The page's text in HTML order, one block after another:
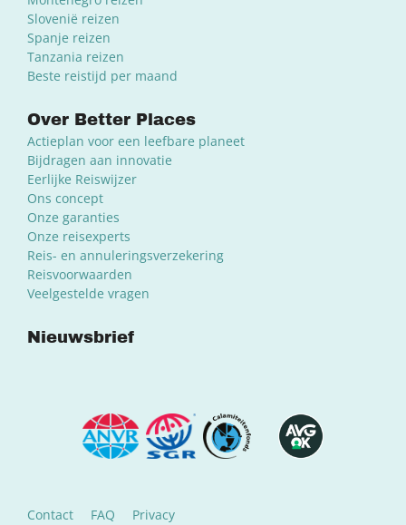
Slovenië reizen
Spanje reizen
Tanzania reizen
Beste reistijd per maand
Over Better Places
Actieplan voor een leefbare planeet
Bijdragen aan innovatie
Eerlijke Reiswijzer
Ons concept
Onze garanties
Onze reisexperts
Reis- en annuleringsverzekering
Reisvoorwaarden
Veelgestelde vragen
Nieuwsbrief
Contact FAQ Privacy